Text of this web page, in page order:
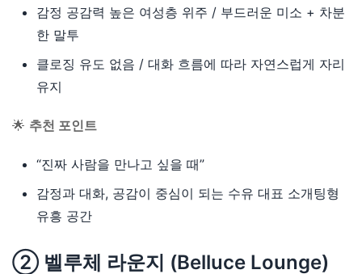
감정 공감력 높은 여성층 위주 / 부드러운 미소 + 차분
한 말투
클로징 유도 없음 / 대화 흐름에 따라 자연스럽게 자리
유지
🌟 추천 포인트
“진짜 사람을 만나고 싶을 때”
감정과 대화, 공감이 중심이 되는 수유 대표 소개팅형
유흥 공간
② 벨루체 라운지 (Belluce Lounge)